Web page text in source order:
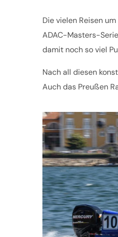
Die vielen Reisen
ADAC-Masters-
damit noch so viel
Nach all diesen
Auch das Preußen